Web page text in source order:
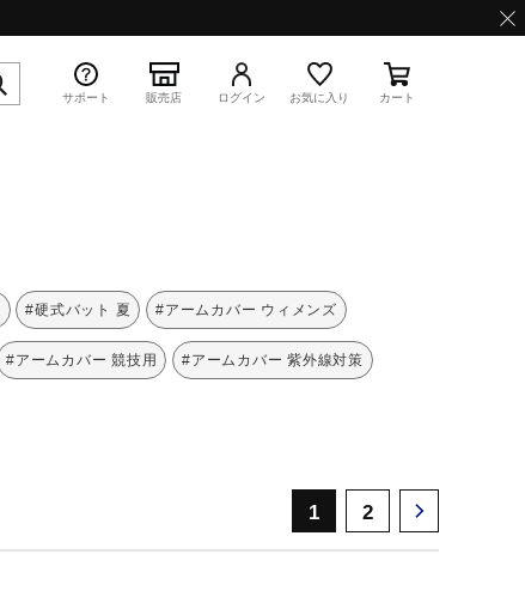
サポート 販売店 ログイン お気に入り カート
#硬式バット 夏 #アームカバー ウィメンズ
#アームカバー 競技用 #アームカバー 紫外線対策
1 2